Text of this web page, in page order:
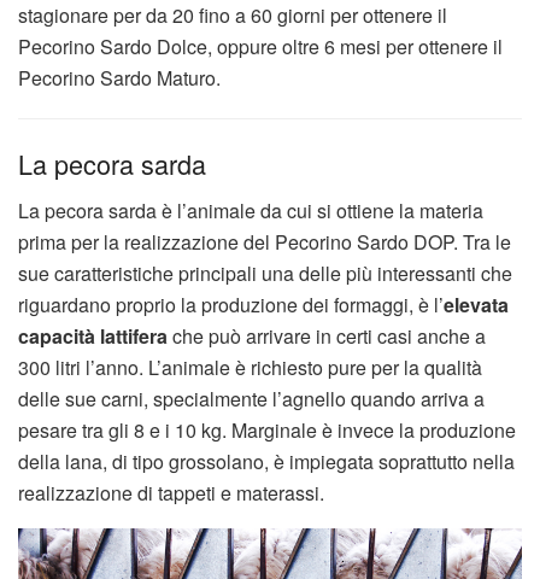
stagionare per da 20 fino a 60 giorni per ottenere il
Pecorino Sardo Dolce, oppure oltre 6 mesi per ottenere il
Pecorino Sardo Maturo.
La pecora sarda
La pecora sarda è l’animale da cui si ottiene la materia
prima per la realizzazione del Pecorino Sardo DOP. Tra le
sue caratteristiche principali una delle più interessanti che
riguardano proprio la produzione dei formaggi, è l’elevata
capacità lattifera che può arrivare in certi casi anche a
300 litri l’anno. L’animale è richiesto pure per la qualità
delle sue carni, specialmente l’agnello quando arriva a
pesare tra gli 8 e i 10 kg. Marginale è invece la produzione
della lana, di tipo grossolano, è impiegata soprattutto nella
realizzazione di tappeti e materassi.